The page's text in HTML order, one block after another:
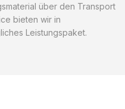
über den Transport
bieten wir in
Leistungspaket.